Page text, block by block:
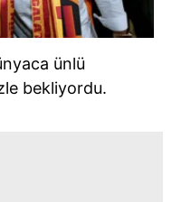
ünlü
bekliyordu.